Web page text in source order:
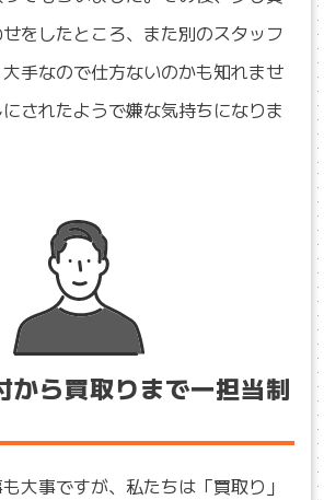
をしたところ、また別のスタッフ
手なので仕方ないのかも知れませ
されたようで嫌な気持ちになりま
から買取りまで一担当制
大事ですが、私たちは「買取り」